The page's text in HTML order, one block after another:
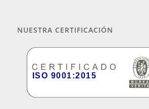
NUESTRA CERTIFICACIÓN